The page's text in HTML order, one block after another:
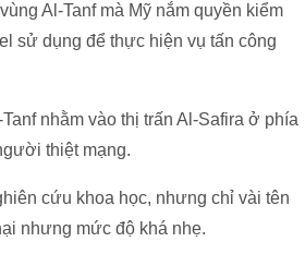
Al-Tanf mà Mỹ nắm quyền kiểm
sử dụng để thực hiện vụ tấn công
nhằm vào thị trấn Al-Safira ở phía
thiệt mạng.
cứu khoa học, nhưng chỉ vài tên
nhưng mức độ khá nhẹ.